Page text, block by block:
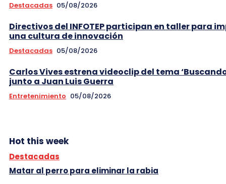
Destacadas 05/08/2026
Directivos del INFOTEP participan en taller para
una cultura de innovación
Destacadas 05/08/2026
Carlos Vives estrena videoclip del tema
junto a Juan Luis Guerra
Entretenimiento 05/08/2026
Hot this week
Destacadas
Matar al perro para eliminar la rabia